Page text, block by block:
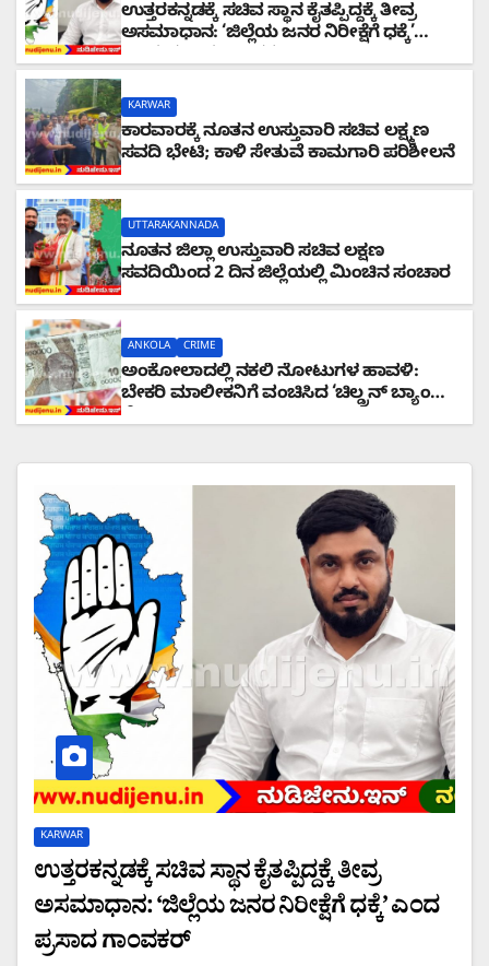
ಉತ್ತರಕನ್ನಡಕ್ಕೆ ಸಚಿವ ಸ್ಥಾನ ಕೈತಪ್ಪಿದ್ದಕ್ಕೆ ತೀವ್ರ
ಅಸಮಾಧಾನ: ‘ಜಿಲ್ಲೆಯ ಜನರ ನಿರೀಕ್ಷೆಗೆ ಧಕ್ಕೆ’
ಎಂದ ಪ್ರಸಾದ ಗಾಂವಕರ್
KARWAR
ಕಾರವಾರಕ್ಕೆ ನೂತನ ಉಸ್ತುವಾರಿ ಸಚಿವ ಲಕ್ಷ್ಮಣ
ಸವದಿ ಭೇಟಿ; ಕಾಳಿ ಸೇತುವೆ ಕಾಮಗಾರಿ ಪರಿಶೀಲನೆ
UTTARAKANNADA
ನೂತನ ಜಿಲ್ಲಾ ಉಸ್ತುವಾರಿ ಸಚಿವ ಲಕ್ಷಣ
ಸವದಿಯಿಂದ 2 ದಿನ ಜಿಲ್ಲೆಯಲ್ಲಿ ಮಿಂಚಿನ ಸಂಚಾರ
ANKOLA CRIME
ಅಂಕೋಲಾದಲ್ಲಿ ನಕಲಿ ನೋಟುಗಳ ಹಾವಳಿ:
ಬೇಕರಿ ಮಾಲೀಕನಿಗೆ ವಂಚಿಸಿದ ‘ಚಿಲ್ಡ್ರನ್ ಬ್ಯಾಂಕ್’
ನೋಟು!
KARWAR
ಉತ್ತರಕನ್ನಡಕ್ಕೆ ಸಚಿವ ಸ್ಥಾನ ಕೈತಪ್ಪಿದ್ದಕ್ಕೆ ತೀವ್ರ
ಅಸಮಾಧಾನ: ‘ಜಿಲ್ಲೆಯ ಜನರ ನಿರೀಕ್ಷೆಗೆ ಧಕ್ಕೆ’ ಎಂದ
ಪ್ರಸಾದ ಗಾಂವಕರ್